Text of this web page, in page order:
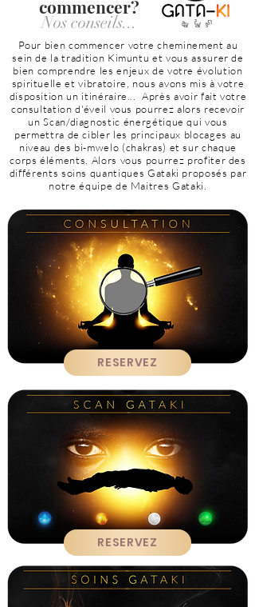
commencer?
Nos conseils...
Pour bien commencer votre cheminement au
sein de la tradition Kimuntu et vous assurer de
bien comprendre les enjeux de votre évolution
spirituelle et vibratoire, nous avons mis à votre
disposition un itinéraire... Après avoir fait votre
consultation d'éveil vous pourrez alors recevoir
un Scan/diagnostic énergétique qui vous
permettra de cibler les principaux blocages au
niveau des bi-mwelo (chakras) et sur chaque
corps éléments. Alors vous pourrez profiter des
différents soins quantiques Gataki proposés par
notre équipe de Maitres Gataki.
RESERVEZ
RESERVEZ